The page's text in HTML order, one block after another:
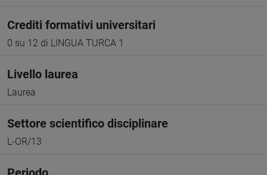
Crediti formativi universitari
0 su 12 di LINGUA TURCA 1
Livello laurea
Laurea
Settore scientifico disciplinare
L-OR/13